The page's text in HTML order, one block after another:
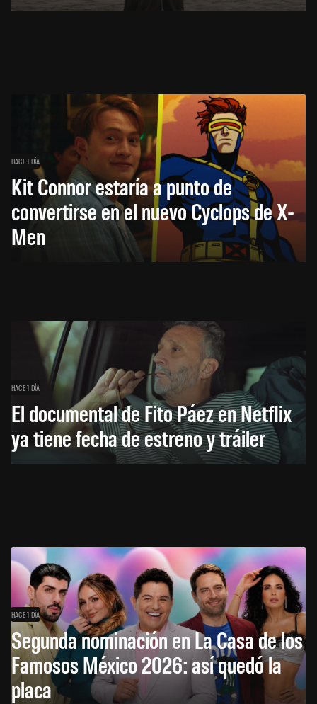
HACE 1 DÍA
Kit Connor estaría a punto de
convertirse en el nuevo Cyclops de X-
Men
HACE 1 DÍA
El documental de Fito Páez en Netflix
ya tiene fecha de estreno y tráiler
HACE 1 DÍA
Segunda nominación en La Casa de los
Famosos México 2026: así quedó la
placa